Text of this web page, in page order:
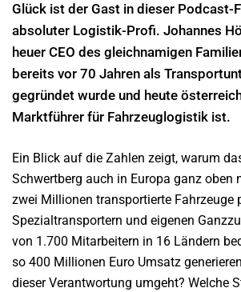
Glück ist der Gast in dieser Podcast-
absoluter Logistik-Profi. Johannes
heuer CEO des gleichnamigen
bereits vor 70 Jahren als
gegründet wurde und heute
Marktführer für Fahrzeuglogistik ist.
Ein Blick auf die Zahlen zeigt, warum
Schwertberg auch in Europa ganz oben
zwei Millionen transportierte Fahrzeuge
Spezialtransportern und eigenen
von 1.700 Mitarbeitern in 16 Ländern
so 400 Millionen Euro Umsatz
dieser Verantwortung umgeht? Welche